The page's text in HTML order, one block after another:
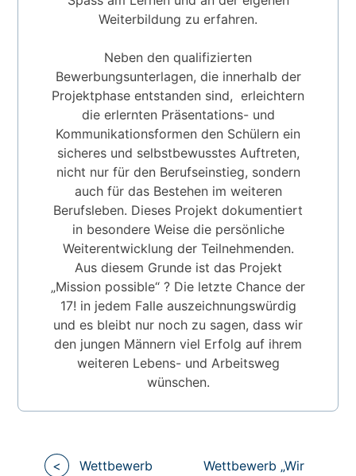
Weiterbildung zu erfahren.
Neben den qualifizierten
Bewerbungsunterlagen, die innerhalb der
Projektphase entstanden sind, erleichtern
die erlernten Präsentations- und
Kommunikationsformen den Schülern ein
sicheres und selbstbewusstes Auftreten,
nicht nur für den Berufseinstieg, sondern
auch für das Bestehen im weiteren
Berufsleben. Dieses Projekt dokumentiert
in besondere Weise die persönliche
Weiterentwicklung der Teilnehmenden.
Aus diesem Grunde ist das Projekt
„Mission possible“ ? Die letzte Chance der
17! in jedem Falle auszeichnungswürdig
und es bleibt nur noch zu sagen, dass wir
den jungen Männern viel Erfolg auf ihrem
weiteren Lebens- und Arbeitsweg
wünschen.
Beitragsnavigation
<
Wettbewerb
Wettbewerb „Wir